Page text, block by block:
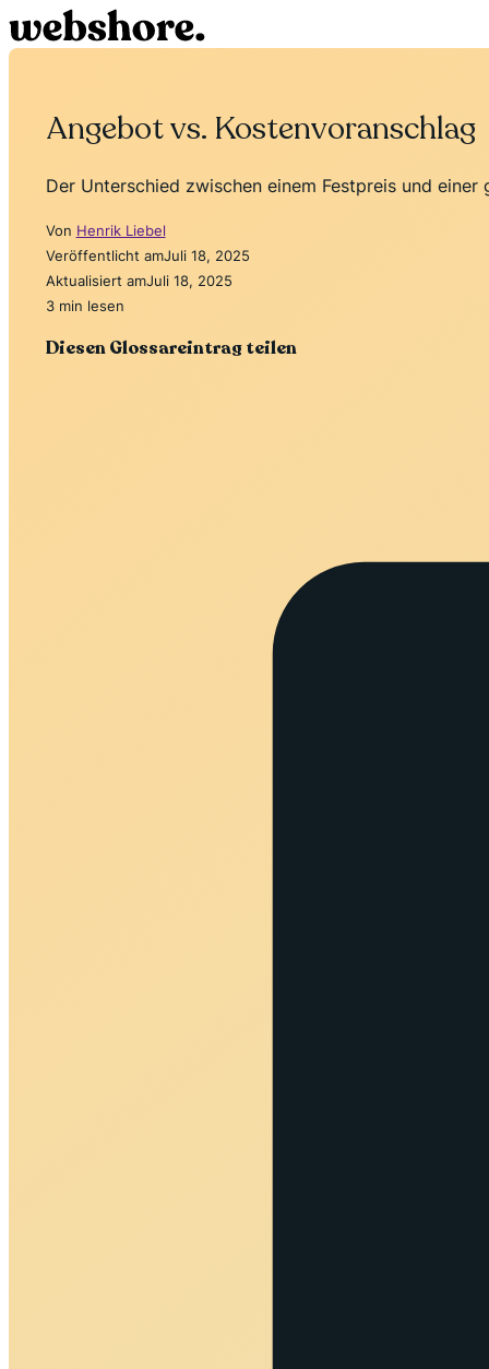
Angebot vs. Kostenvoranschlag
Der Unterschied zwischen einem Festpreis und
Von Henrik Liebel
Veröffentlicht amJuli 18, 2025
Aktualisiert amJuli 18, 2025
3 min lesen
Diesen Glossareintrag teilen